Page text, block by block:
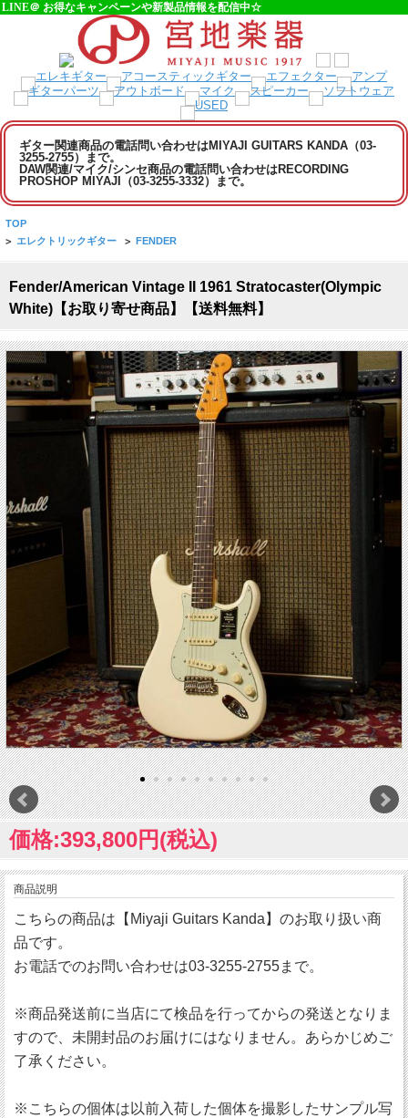
LINE＠ お得なキャンペーンや新製品情報を配信中☆
ギター関連商品の電話問い合わせはMIYAJI GUITARS KANDA（03-
3255-2755）まで。
DAW関連/マイク/シンセ商品の電話問い合わせはRECORDING
PROSHOP MIYAJI（03-3255-3332）まで。
TOP
> エレクトリックギター > FENDER
Fender/American Vintage II 1961 Stratocaster(Olympic
White)【お取り寄せ商品】【送料無料】
価格:393,800円(税込)
商品説明
こちらの商品は【Miyaji Guitars Kanda】のお取り扱い商
品です。
お電話でのお問い合わせは03-3255-2755まで。
※商品発送前に当店にて検品を行ってからの発送となりま
すので、未開封品のお届けにはなりません。あらかじめご
了承ください。
※こちらの個体は以前入荷した個体を撮影したサンプル写